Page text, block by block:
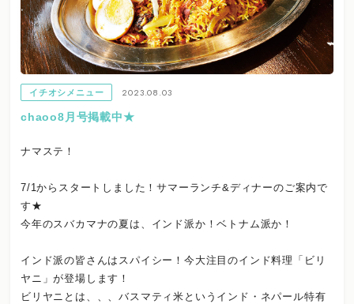
イチオシメニュー
2023.08.03
chaoo8月号掲載中★
ナマステ！
7/1からスタートしました！サマーランチ&ディナーのご案内で
す★
今年のスバカマナの夏は、インド派か！ベトナム派か！
インド派の皆さんはスパイシー！今大注目のインド料理「ビリ
ヤニ」が登場します！
ビリヤニとは、、、バスマティ米というインド・ネパール特有